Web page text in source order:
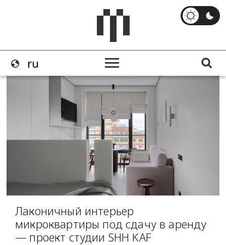
Лаконичный интерьер
микроквартиры под сдачу в аренду
— проект студии SHH KAF